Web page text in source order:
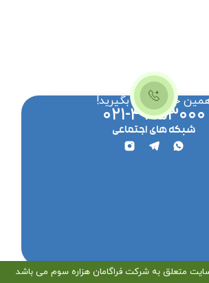
حالا تماس بگیرید!
۰۲۱-۴۷۱۵۳۰۰۰
شبکه های اجتماعی
متعلق به شرکت فراگامان هزاره سوم می باشد